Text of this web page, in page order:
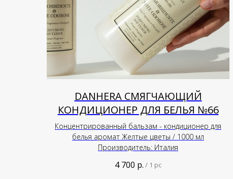
DANHERA СМЯГЧАЮЩИЙ
КОНДИЦИОНЕР ДЛЯ БЕЛЬЯ №66
Концентрированный бальзам - кондиционер для
белья аромат Желтые цветы / 1000 мл
Производитель: Италия
4 700 р. / 1 pc